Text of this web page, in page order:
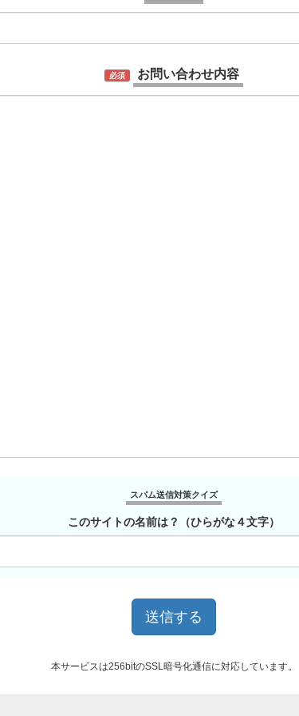
必須 お問い合わせ内容
スパム送信対策クイズ
このサイトの名前は？（ひらがな４文字）
本サービスは256bitのSSL暗号化通信に対応しています。